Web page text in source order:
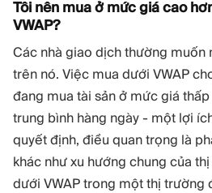
Tôi nên mua ở mức giá cao
VWAP?
Các nhà giao dịch thường muốn
trên nó. Việc mua dưới VWAP
đang mua tài sản ở mức giá
trung bình hàng ngày - một lợi
quyết định, điều quan trọng là
khác như xu hướng chung của
dưới VWAP trong một thị trường